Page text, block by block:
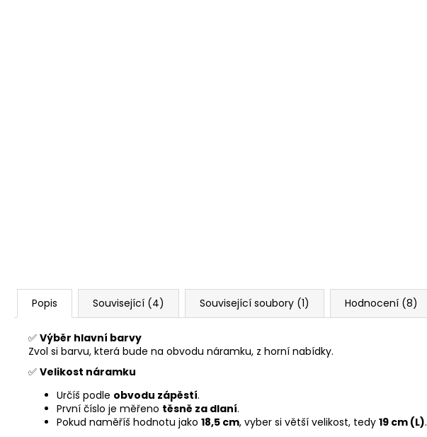
Popis Související (4) Související soubory (1) Hodnocení (8)
✅ Výběr hlavní barvy
Zvol si barvu, která bude na obvodu náramku, z horní nabídky.
✅ Velikost náramku
Určíš podle obvodu zápěstí.
První číslo je měřeno těsně za dlaní.
Pokud naměříš hodnotu jako 18,5 cm, vyber si větší velikost, tedy 19 cm (L).